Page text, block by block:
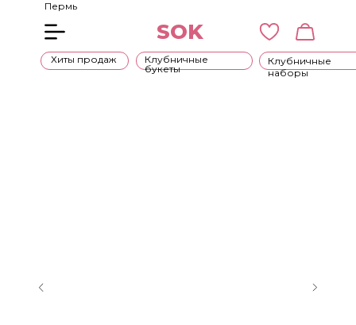
Пермь
SOK
Клубничные
наборы
Клубничные
букеты
Хиты продаж